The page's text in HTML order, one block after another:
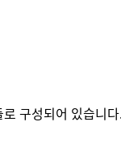
구성되어 있습니